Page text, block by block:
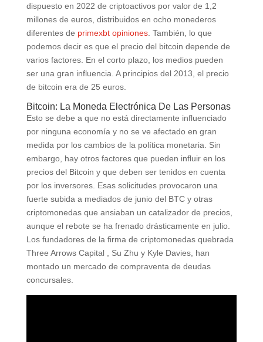
dispuesto en 2022 de criptoactivos por valor de 1,2
millones de euros, distribuidos en ocho monederos
diferentes de primexbt opiniones. También, lo que
podemos decir es que el precio del bitcoin depende de
varios factores. En el corto plazo, los medios pueden
ser una gran influencia. A principios del 2013, el precio
de bitcoin era de 25 euros.
Bitcoin: La Moneda Electrónica De Las Personas
Esto se debe a que no está directamente influenciado
por ninguna economía y no se ve afectado en gran
medida por los cambios de la política monetaria. Sin
embargo, hay otros factores que pueden influir en los
precios del Bitcoin y que deben ser tenidos en cuenta
por los inversores. Esas solicitudes provocaron una
fuerte subida a mediados de junio del BTC y otras
criptomonedas que ansiaban un catalizador de precios,
aunque el rebote se ha frenado drásticamente en julio.
Los fundadores de la firma de criptomonedas quebrada
Three Arrows Capital , Su Zhu y Kyle Davies, han
montado un mercado de compraventa de deudas
concursales.